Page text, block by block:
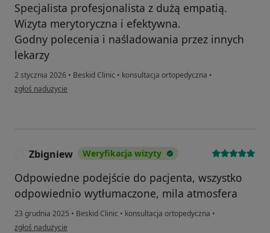
Specjalista profesjonalista z dużą empatią.
Wizyta merytoryczna i efektywna.
Godny polecenia i naśladowania przez innych
lekarzy
2 stycznia 2026 • Beskid Clinic • konsultacja ortopedyczna •
w opinii użytkownika Wladek
zgłoś nadużycie
Zbigniew Weryfikacja wizyty
Odpowiedne podejście do pacjenta, wszystko
odpowiednio wytłumaczone, mila atmosfera
23 grudnia 2025 • Beskid Clinic • konsultacja ortopedyczna •
w opinii użytkownika Zbigniew
zgłoś nadużycie